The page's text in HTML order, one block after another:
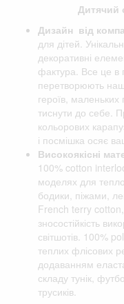
Дитячий
Дизайн від
для дітей.
декоративні
фактура. Все це в
перетворюють
героїв, маленьких
тиснути до себе.
кольорових
і посмішка осяє
Високоякісні
100% cotton
моделях для
бодики, піжами,
French terry
зносостійкість
світшотів. 100%
теплих флісових
додаванням
складу тунік,
трусиків.